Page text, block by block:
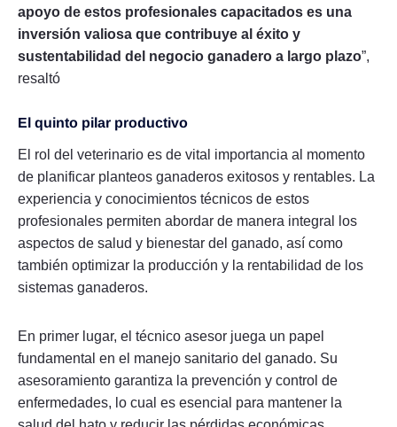
apoyo de estos profesionales capacitados es una
inversión valiosa que contribuye al éxito y
sustentabilidad del negocio ganadero a largo plazo”,
resaltó
El quinto pilar productivo
El rol del veterinario es de vital importancia al momento
de planificar planteos ganaderos exitosos y rentables. La
experiencia y conocimientos técnicos de estos
profesionales permiten abordar de manera integral los
aspectos de salud y bienestar del ganado, así como
también optimizar la producción y la rentabilidad de los
sistemas ganaderos.
En primer lugar, el técnico asesor juega un papel
fundamental en el manejo sanitario del ganado. Su
asesoramiento garantiza la prevención y control de
enfermedades, lo cual es esencial para mantener la